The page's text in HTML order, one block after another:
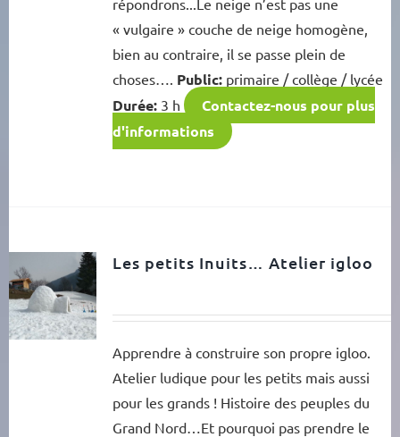
« vulgaire » couche de neige homogène,
bien au contraire, il se passe plein de
choses…. Public:primaire / collège / lycée
Durée:3 h
Contactez-nous pour plus
d'informations
Les petits Inuits… Atelier igloo
Apprendre à construire son propre igloo.
Atelier ludique pour les petits mais aussi
pour les grands ! Histoire des peuples du
Grand Nord…Et pourquoi pas prendre le